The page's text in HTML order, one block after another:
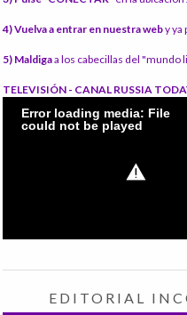
4) Vuelva a entrar en nuestra weby ya
5) Maldigaa los cabecillas del "mundo
TELEVISIÓN - CANAL RUSSIA
EDITORIAL